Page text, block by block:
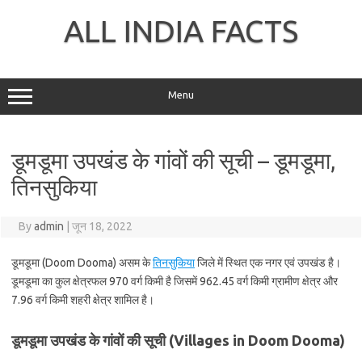
ALL INDIA FACTS
Menu
डूमडूमा उपखंड के गांवों की सूची – डूमडूमा,
तिनसुकिया
Byadmin जून 18, 2022
डूमडूमा (Doom Dooma) असम केतिनसुकियाजिले में स्थित एक नगर एवं उपखंड है।
डूमडूमा का कुल क्षेत्रफल 970 वर्ग किमी है जिसमें 962.45 वर्ग किमी ग्रामीण क्षेत्र और
7.96 वर्ग किमी शहरी क्षेत्र शामिल है।
डूमडूमा उपखंड के गांवों की सूची (Villages in Doom Dooma)